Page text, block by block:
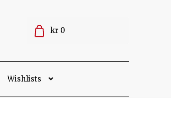
kr 0
Wishlists